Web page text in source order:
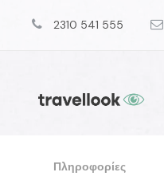
2310 541 555
Πληροφορίες